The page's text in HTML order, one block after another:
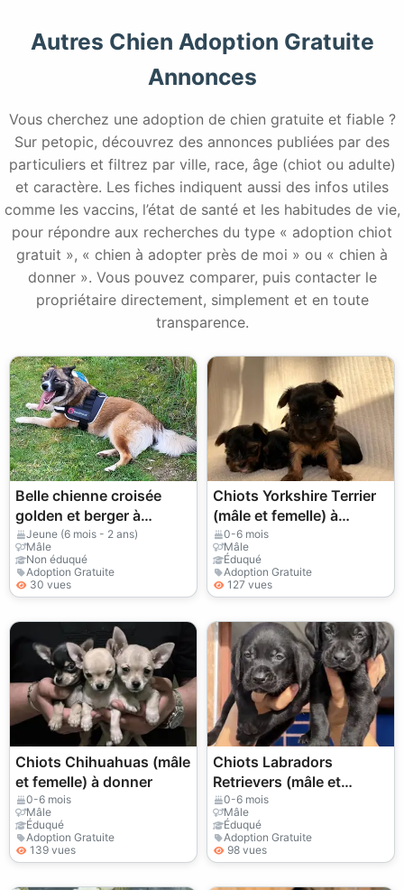
Autres Chien Adoption Gratuite
Annonces
Vous cherchez une adoption de chien gratuite et fiable ?
Sur petopic, découvrez des annonces publiées par des
particuliers et filtrez par ville, race, âge (chiot ou adulte)
et caractère. Les fiches indiquent aussi des infos utiles
comme les vaccins, l’état de santé et les habitudes de vie,
pour répondre aux recherches du type « adoption chiot
gratuit », « chien à adopter près de moi » ou « chien à
donner ». Vous pouvez comparer, puis contacter le
propriétaire directement, simplement et en toute
transparence.
Belle chienne croisée
golden et berger à
donner
Jeune (6 mois - 2 ans)
Mâle
Non éduqué
Adoption Gratuite
30 vues
Chiots Yorkshire Terrier
(mâle et femelle) à
donner
0-6 mois
Mâle
Éduqué
Adoption Gratuite
127 vues
Chiots Chihuahuas (mâle
et femelle) à donner
0-6 mois
Mâle
Éduqué
Adoption Gratuite
139 vues
Chiots Labradors
Retrievers (mâle et
femelle) à donner
0-6 mois
Mâle
Éduqué
Adoption Gratuite
98 vues